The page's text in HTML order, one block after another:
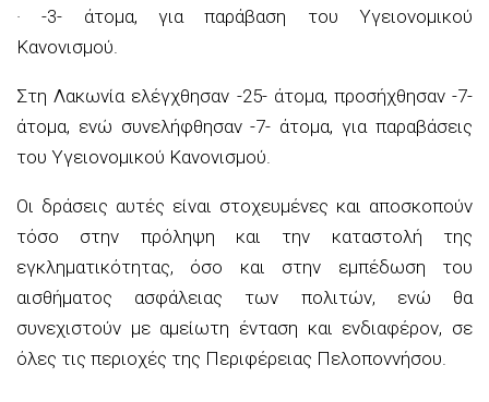
· -3- άτομα, για παράβαση του Υγειονομικού
Κανονισμού.
Στη Λακωνία ελέγχθησαν -25- άτομα, προσήχθησαν -7-
άτομα, ενώ συνελήφθησαν -7- άτομα, για παραβάσεις
του Υγειονομικού Κανονισμού.
Οι δράσεις αυτές είναι στοχευμένες και αποσκοπούν
τόσο στην πρόληψη και την καταστολή της
εγκληματικότητας, όσο και στην εμπέδωση του
αισθήματος ασφάλειας των πολιτών, ενώ θα
συνεχιστούν με αμείωτη ένταση και ενδιαφέρον, σε
όλες τις περιοχές της Περιφέρειας Πελοποννήσου.